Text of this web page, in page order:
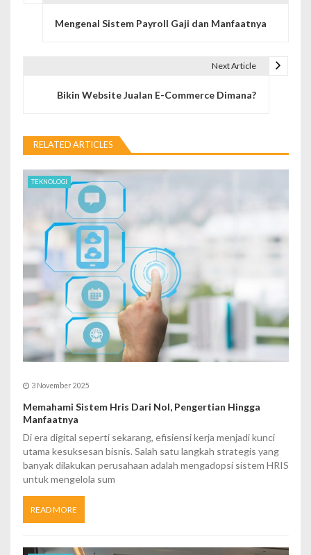
a
v
a
i
o
n
Mengenal Sistem Payroll Gaji dan Manfaatnya
Next Article
Bikin Website Jualan E-Commerce Dimana?
RELATED ARTICLES
TEKNOLOGI
3 November 2025
Memahami Sistem Hris Dari Nol, Pengertian Hingga
Manfaatnya
Di era digital seperti sekarang, efisiensi kerja menjadi kunci
utama kesuksesan bisnis. Salah satu langkah strategis yang
banyak dilakukan perusahaan adalah mengadopsi sistem HRIS
untuk mengelola sum
READ MORE